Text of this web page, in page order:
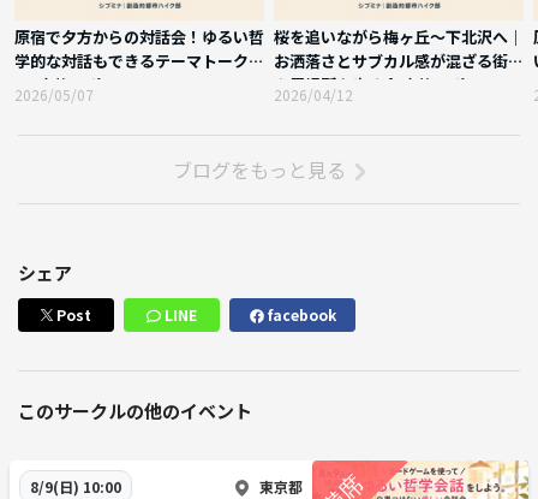
原宿で夕方からの対話会！ゆるい哲
学的な対話もできるテーマトーク会
#5 実施レポート
2026/05/07
桜を追いながら梅ヶ丘〜下北沢へ｜
お洒落さとサブカル感が混ざる街角
や居場所を歩く会 実施レポート
2026/04/12
ブログをもっと見る
シェア
Post LINE facebook
このサークルの他のイベント
8/9(日) 10:00 東京都